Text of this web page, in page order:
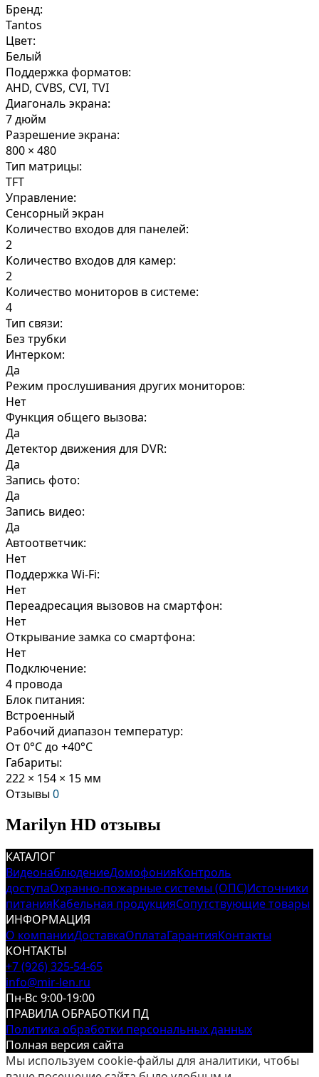
Бренд:
Tantos
Цвет:
Белый
Поддержка форматов:
AHD, CVBS, CVI, TVI
Диагональ экрана:
7 дюйм
Разрешение экрана:
800 × 480
Тип матрицы:
TFT
Управление:
Сенсорный экран
Количество входов для панелей:
2
Количество входов для камер:
2
Количество мониторов в системе:
4
Тип связи:
Без трубки
Интерком:
Да
Режим прослушивания других мониторов:
Нет
Функция общего вызова:
Да
Детектор движения для DVR:
Да
Запись фото:
Да
Запись видео:
Да
Автоответчик:
Нет
Поддержка Wi-Fi:
Нет
Переадресация вызовов на смартфон:
Нет
Открывание замка со смартфона:
Нет
Подключение:
4 провода
Блок питания:
Встроенный
Рабочий диапазон температур:
От 0°C до +40°C
Габариты:
222 × 154 × 15 мм
Отзывы0
Marilyn HD отзывы
КАТАЛОГ
ВидеонаблюдениеДомофонияКонтроль
доступаОхранно-пожарные системы (ОПС)Источники
питанияКабельная продукцияСопутствующие товары
ИНФОРМАЦИЯ
О компанииДоставкаОплатаГарантияКонтакты
КОНТАКТЫ
+7 (926) 325-54-65
info@mir-len.ru
Пн-Вс 9:00-19:00
ПРАВИЛА ОБРАБОТКИ ПД
Политика обработки персональных данных
Полная версия сайта
Мы используем cookie-файлы для аналитики, чтобы